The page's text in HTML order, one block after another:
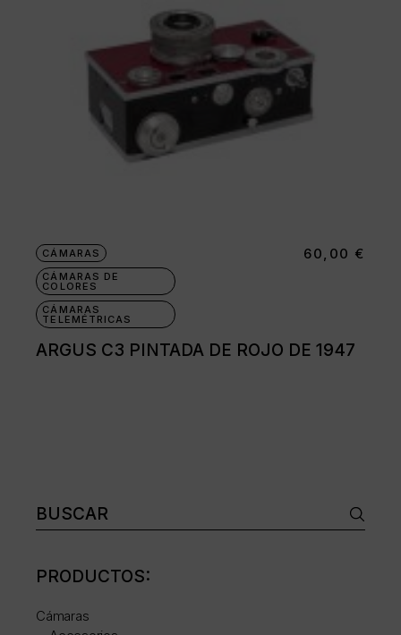
CÁMARAS
CÁMARAS DE
COLORES
CÁMARAS
TELEMÉTRICAS
ARGUS C3 PINTADA DE ROJO DE 1947
60,00 €
Buscar:
PRODUCTOS:
Cámaras